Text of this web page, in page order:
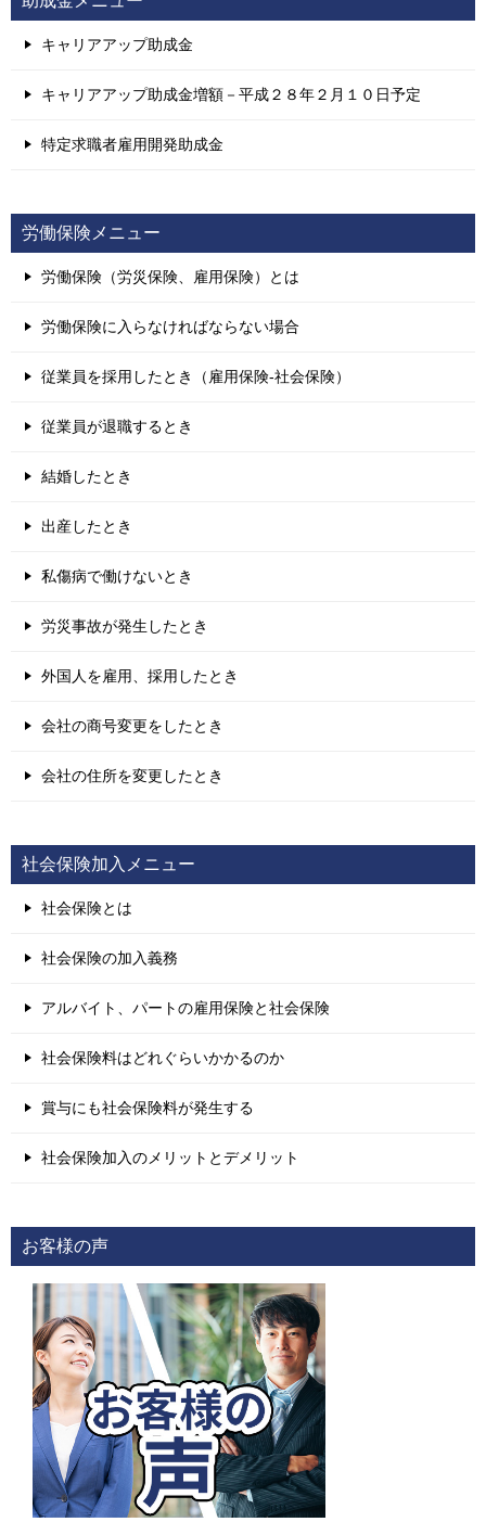
キャリアアップ助成金
キャリアアップ助成金増額－平成２８年２月１０日予定
特定求職者雇用開発助成金
労働保険メニュー
労働保険（労災保険、雇用保険）とは
労働保険に入らなければならない場合
従業員を採用したとき（雇用保険-社会保険）
従業員が退職するとき
結婚したとき
出産したとき
私傷病で働けないとき
労災事故が発生したとき
外国人を雇用、採用したとき
会社の商号変更をしたとき
会社の住所を変更したとき
社会保険加入メニュー
社会保険とは
社会保険の加入義務
アルバイト、パートの雇用保険と社会保険
社会保険料はどれぐらいかかるのか
賞与にも社会保険料が発生する
社会保険加入のメリットとデメリット
お客様の声